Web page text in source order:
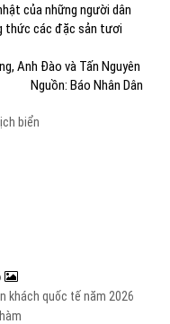
của những người dân
thức các đặc sản tươi
Anh Đào và Tấn Nguyên
Nguồn: Báo Nhân Dân
biển
khách quốc tế năm 2026